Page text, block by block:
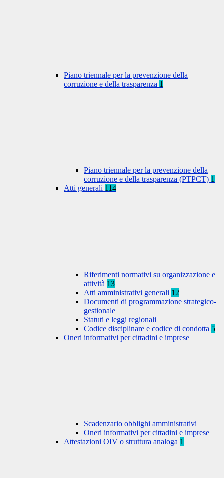
Piano triennale per la prevenzione della
corruzione e della trasparenza 1
Piano triennale per la prevenzione della
corruzione e della trasparenza (PTPCT) 1
Atti generali 114
Riferimenti normativi su organizzazione e
attività 13
Atti amministrativi generali 12
Documenti di programmazione strategico-
gestionale
Statuti e leggi regionali
Codice disciplinare e codice di condotta 5
Oneri informativi per cittadini e imprese
Scadenzario obblighi amministrativi
Oneri informativi per cittadini e imprese
Attestazioni OIV o struttura analoga 1